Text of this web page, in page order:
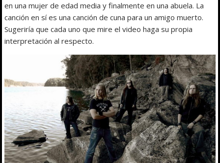
en una mujer de edad media y finalmente en una abuela. La
canción en sí es una canción de cuna para un amigo muerto.
Sugeriría que cada uno que mire el video haga su propia
interpretación al respecto.